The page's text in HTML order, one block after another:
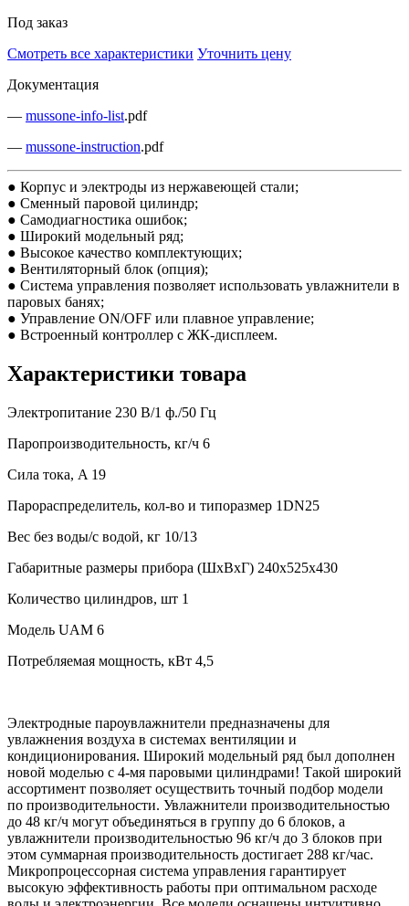
Под заказ
Смотреть все характеристики Уточнить цену
Документация
— mussone-info-list.pdf
— mussone-instruction.pdf
● Корпус и электроды из нержавеющей стали;
● Сменный паровой цилиндр;
● Самодиагностика ошибок;
● Широкий модельный ряд;
● Высокое качество комплектующих;
● Вентиляторный блок (опция);
● Система управления позволяет использовать увлажнители в
паровых банях;
● Управление ON/OFF или плавное управление;
● Встроенный контроллер с ЖК-дисплеем.
Характеристики товара
Электропитание 230 В/1 ф./50 Гц
Паропроизводительность, кг/ч 6
Сила тока, A 19
Парораспределитель, кол-во и типоразмер 1DN25
Вес без воды/с водой, кг 10/13
Габаритные размеры прибора (ШхВxГ) 240х525x430
Количество цилиндров, шт 1
Модель UAM 6
Потребляемая мощность, кВт 4,5
Электродные пароувлажнители предназначены для
увлажнения воздуха в системах вентиляции и
кондиционирования. Широкий модельный ряд был дополнен
новой моделью с 4-мя паровыми цилиндрами! Такой широкий
ассортимент позволяет осуществить точный подбор модели
по производительности. Увлажнители производительностью
до 48 кг/ч могут объединяться в группу до 6 блоков, а
увлажнители производительностью 96 кг/ч до 3 блоков при
этом суммарная производительность достигает 288 кг/час.
Микропроцессорная система управления гарантирует
высокую эффективность работы при оптимальном расходе